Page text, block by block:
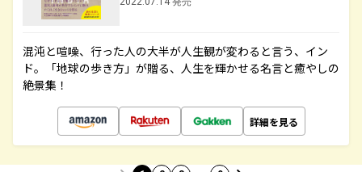
混沌と喧噪、行った人の大半が人生観が変わると言う、イン
ド。「地球の歩き方」が贈る、人生を輝かせる名言と癒やしの
絶景集！
詳細を見る